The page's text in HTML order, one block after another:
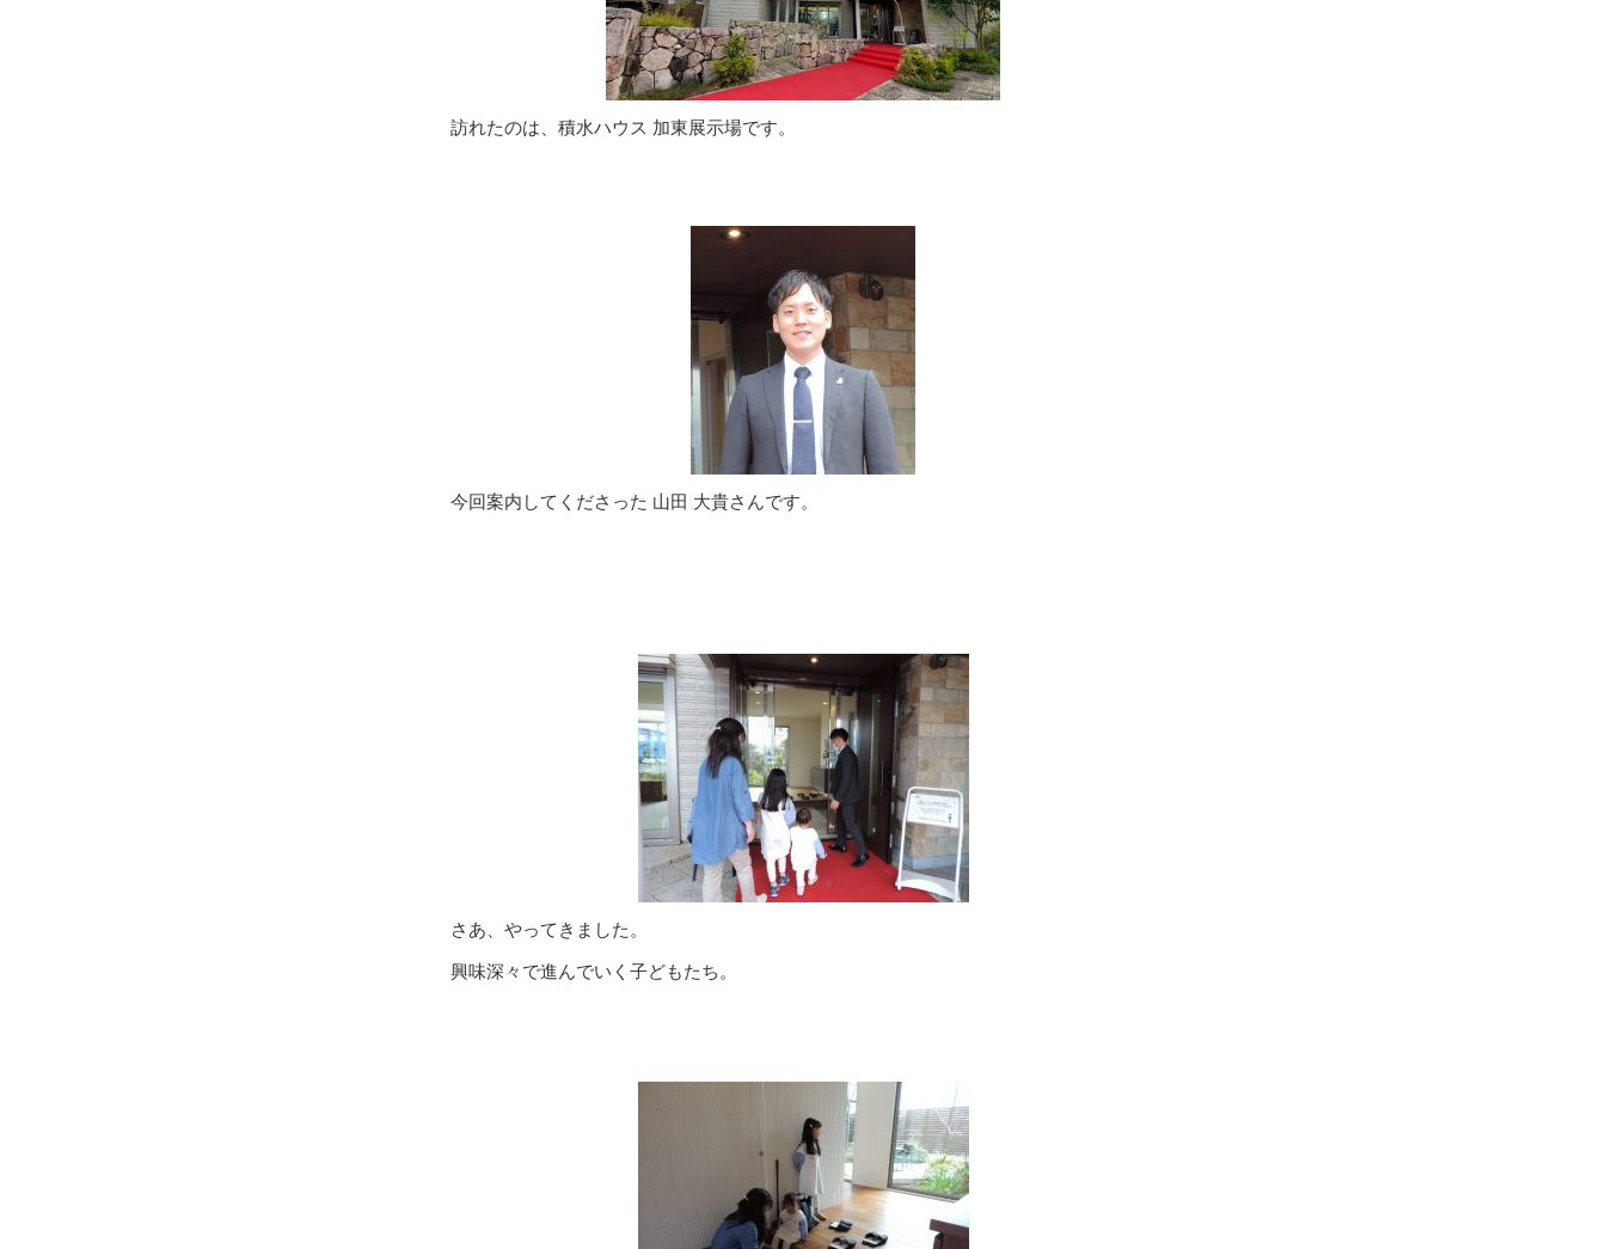
訪れたのは、積水ハウス 加東展示場です。
今回案内してくださった 山田 大貴さんです。
さあ、やってきました。
興味深々で進んでいく子どもたち。